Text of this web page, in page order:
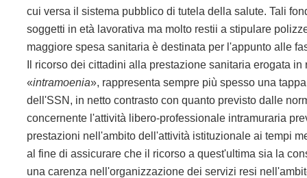
cui versa il sistema pubblico di tutela della salute. Tali
soggetti in età lavorativa ma molto restii a stipulare
maggiore spesa sanitaria è destinata per l'appunto alle
Il ricorso dei cittadini alla prestazione sanitaria erogata
«intramoenia», rappresenta sempre più spesso una
dell'SSN, in netto contrasto con quanto previsto dalle
concernente l'attività libero-professionale intramuraria
prestazioni nell'ambito dell'attività istituzionale ai tempi
al fine di assicurare che il ricorso a quest'ultima sia la
una carenza nell'organizzazione dei servizi resi